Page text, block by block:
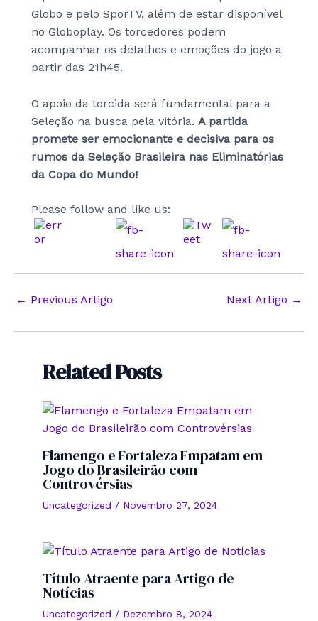
Globo e pelo SporTV, além de estar disponível
no Globoplay. Os torcedores podem
acompanhar os detalhes e emoções do jogo a
partir das 21h45.
O apoio da torcida será fundamental para a
Seleção na busca pela vitória. A partida
promete ser emocionante e decisiva para os
rumos da Seleção Brasileira nas Eliminatórias
da Copa do Mundo!
Please follow and like us:
Post
← Previous Artigo Next Artigo →
Related Posts
Flamengo e Fortaleza Empatam em
Jogo do Brasileirão com
Controvérsias
Uncategorized / Novembro 27, 2024
Título Atraente para Artigo de
Notícias
Uncategorized / Dezembro 8, 2024